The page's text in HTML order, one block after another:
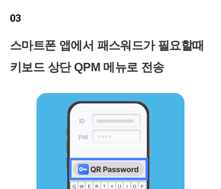
03
스마트폰 앱에서 패스워드가 필요할때
키보드 상단 QPM 메뉴로 전송